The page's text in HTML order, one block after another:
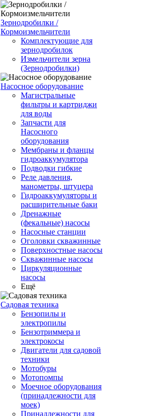
Зернодробилки /
Кормоизмельчители
Комплектующие для
зернодробилок
Измельчители зерна
(Зернодробилки)
Насосное оборудование
Магистральные
фильтры и картриджи
для воды
Запчасти для
Насосного
оборудования
Мембраны и фланцы
гидроаккумулятора
Подводки гибкие
Реле давления,
манометры, штуцера
Гидроаккумуляторы и
расширительные баки
Дренажные
(фекальные) насосы
Насосные станции
Оголовки скважинные
Поверхностные насосы
Скважинные насосы
Циркуляционные
насосы
Ещё
Садовая техника
Бензопилы и
электропилы
Бензотриммера и
электрокосы
Двигатели для садовой
техники
Мотобуры
Мотопомпы
Моечное оборудования
(принадлежности для
моек)
Принадлежности для